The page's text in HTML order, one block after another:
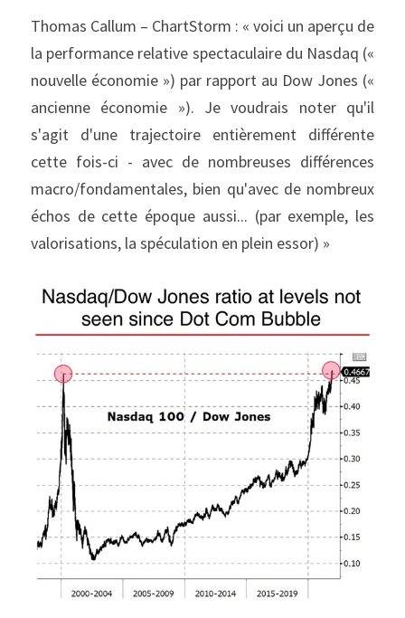
Thomas Callum – ChartStorm : « voici un aperçu de
la performance relative spectaculaire du Nasdaq («
nouvelle économie ») par rapport au Dow Jones («
ancienne économie »). Je voudrais noter qu'il
s'agit d'une trajectoire entièrement différente
cette fois-ci - avec de nombreuses différences
macro/fondamentales, bien qu'avec de nombreux
échos de cette époque aussi... (par exemple, les
valorisations, la spéculation en plein essor) »